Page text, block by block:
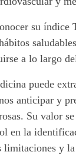
su
a lo largo
puede
anticipar y
Su valor
en la
y